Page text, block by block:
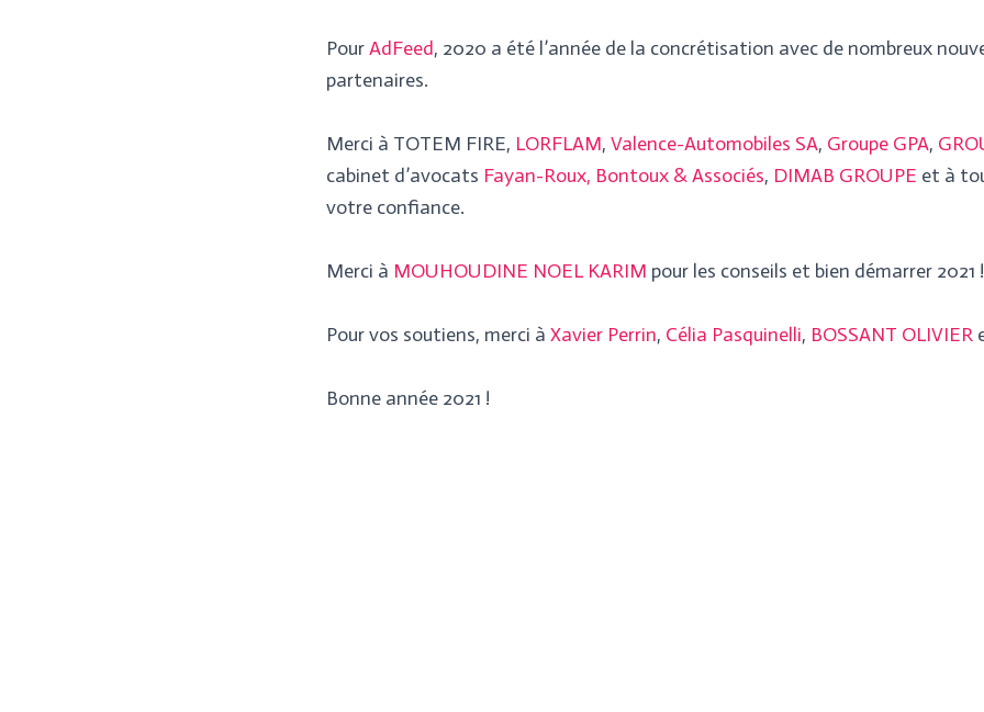
PourAdFeed, 2020 a été l’année de la concrétisation avec de nombreux
partenaires.
Merci à TOTEM FIRE, LORFLAM, Valence-Automobiles SA, Groupe GPA,
cabinet d’avocats Fayan-Roux, Bontoux & Associés, DIMAB GROUPE et à
votre confiance.
Merci à MOUHOUDINE NOEL KARIM pour les conseils et bien démarrer 2021 !
Pour vos soutiens, merci à Xavier Perrin, Célia Pasquinelli, BOSSANT OLIVIER
Bonne année 2021 !